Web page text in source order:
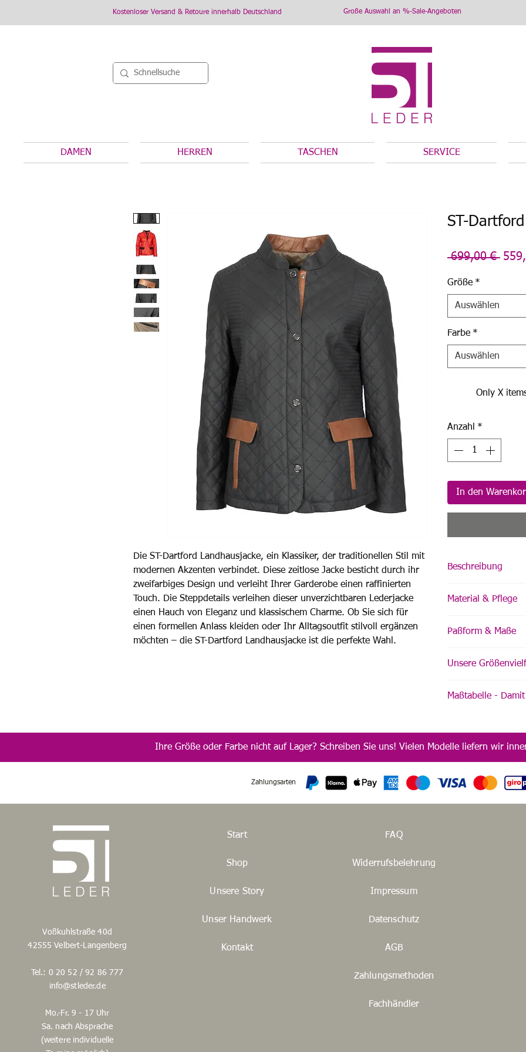
Kostenloser Versand & Retoure innerhalb Deutschland Große Auswahl an %-Sale-Angeboten
DAMEN HERREN TASCHEN SERVICE
Die ST-Dartford Landhausjacke, ein Klassiker, der traditionellen Stil mit
modernen Akzenten verbindet. Diese zeitlose Jacke besticht durch ihr
zweifarbiges Design und verleiht Ihrer Garderobe einen raffinierten
Touch. Die Steppdetails verleihen dieser unverzichtbaren Lederjacke
einen Hauch von Eleganz und klassischem Charme. Ob Sie sich für
einen formellen Anlass kleiden oder Ihr Alltagsoutfit stilvoll ergänzen
möchten – die ST-Dartford Landhausjacke ist die perfekte Wahl.
ST-Dartford
699,00 €
Größe *
Auswählen
Farbe *
Auswählen
Only X
Anzahl *
In den
Beschreibung
Stehkragen
Drucknöpfleist
Innenfutter mit
Material & Pflege
Futter:
Pflegehinweis:
hochwertigen Leder-
Reinigung nur im
Paßform & Maße
benötigten Größe.
Maßanfertigungen
Unsere
Größe oder Ihre
Maßtabelle -
Ihre Größe oder Farbe nicht auf Lager? Schreiben Sie uns! Vielen Modelle liefern wir
Voßkuhlstraße 40d
42555 Velbert-Langenberg
Tel.: 0 20 52 / 92 86 777
info@stleder.de
Mo.-Fr. 9 - 17 Uhr
Sa. nach Absprache
(weitere individuelle
Start
Shop
Unsere Story
Unser Handwerk
Kontakt
FAQ
Widerrufsbelehrung
Impressum
Datenschutz
AGB
Zahlungsmethoden
Fachhändler
Zahlungsarten